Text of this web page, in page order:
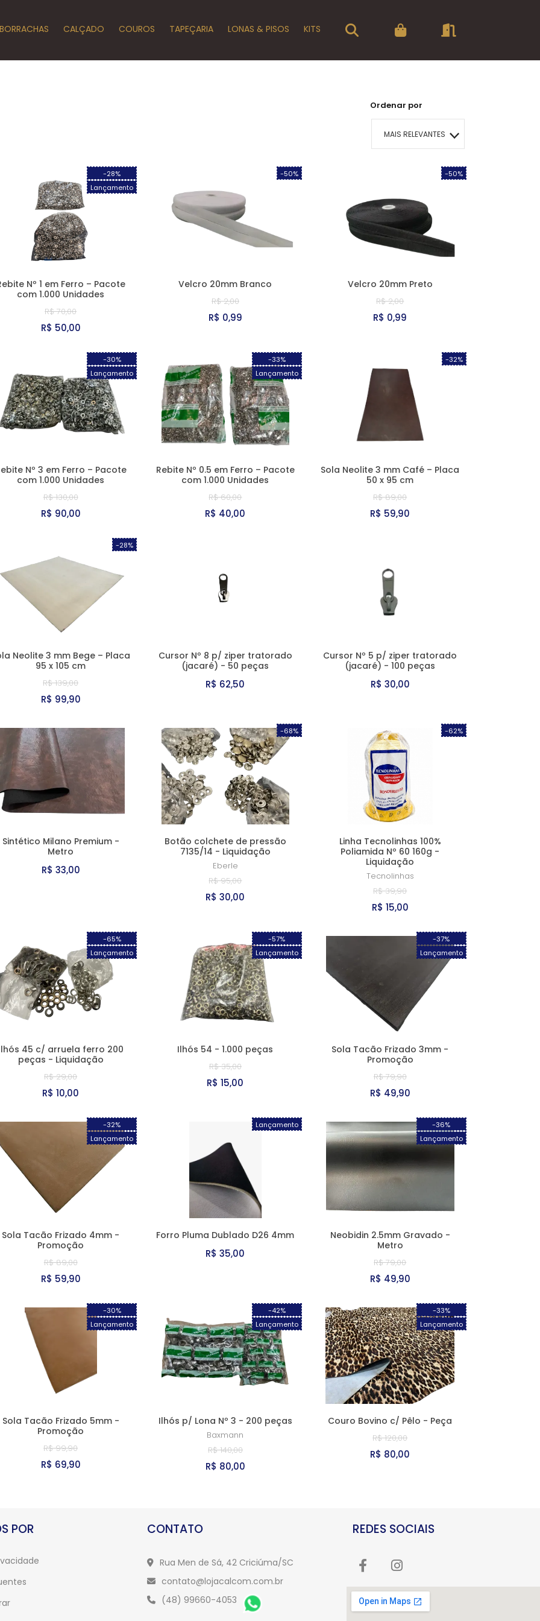
BORRACHAS CALÇADO COUROS TAPEÇARIA LONAS & PISOS KITS
Ordenar por
MAIS RELEVANTES
MAIOR PREÇO
-28%
Lançamento
Nº 1 em Ferro – Pacote
com 1.000 Unidades
R$ 70,00
R$ 50,00
-50%
Velcro 20mm Branco
R$ 2,00
R$ 0,99
-50%
Velcro 20mm Preto
R$ 2,00
R$ 0,99
-30%
Lançamento
Nº 3 em Ferro – Pacote
com 1.000 Unidades
R$ 130,00
R$ 90,00
-33%
Lançamento
Rebite Nº 0.5 em Ferro – Pacote
com 1.000 Unidades
R$ 60,00
R$ 40,00
-32%
Sola Neolite 3 mm Café – Placa
50 x 95 cm
R$ 89,00
R$ 59,90
-28%
Neolite 3 mm Bege – Placa
95 x 105 cm
R$ 139,00
R$ 99,90
Cursor Nº 8 p/ ziper tratorado
(jacaré) - 50 peças
R$ 62,50
Cursor Nº 5 p/ ziper tratorado
(jacaré) - 100 peças
R$ 30,00
Sintético Milano Premium -
Metro
R$ 33,00
-68%
Botão colchete de pressão
7135/14 - Liquidação
Eberle
R$ 95,00
R$ 30,00
-62%
Linha Tecnolinhas 100%
Poliamida Nº 60 160g -
Liquidação
Tecnolinhas
R$ 39,90
R$ 15,00
-65%
Lançamento
45 c/ arruela ferro 200
peças - Liquidação
R$ 29,00
R$ 10,00
-57%
Lançamento
Ilhós 54 - 1.000 peças
R$ 35,00
R$ 15,00
-37%
Lançamento
Sola Tacão Frizado 3mm -
Promoção
R$ 79,90
R$ 49,90
-32%
Lançamento
Sola Tacão Frizado 4mm -
Promoção
R$ 89,00
R$ 59,90
Lançamento
Forro Pluma Dublado D26 4mm
R$ 35,00
-36%
Lançamento
Neobidin 2.5mm Gravado -
Metro
R$ 79,00
R$ 49,90
-30%
Lançamento
Sola Tacão Frizado 5mm -
Promoção
R$ 99,90
R$ 69,90
-42%
Lançamento
Ilhós p/ Lona Nº 3 - 200 peças
Baxmann
R$ 140,00
R$ 80,00
-33%
Lançamento
Couro Bovino c/ Pêlo - Peça
R$ 120,00
R$ 80,00
POR CONTATO
Rua Men de Sá, 42 Criciúma/SC
contato@lojacalcom.com.br
(48) 99660-4053
REDES SOCIAIS